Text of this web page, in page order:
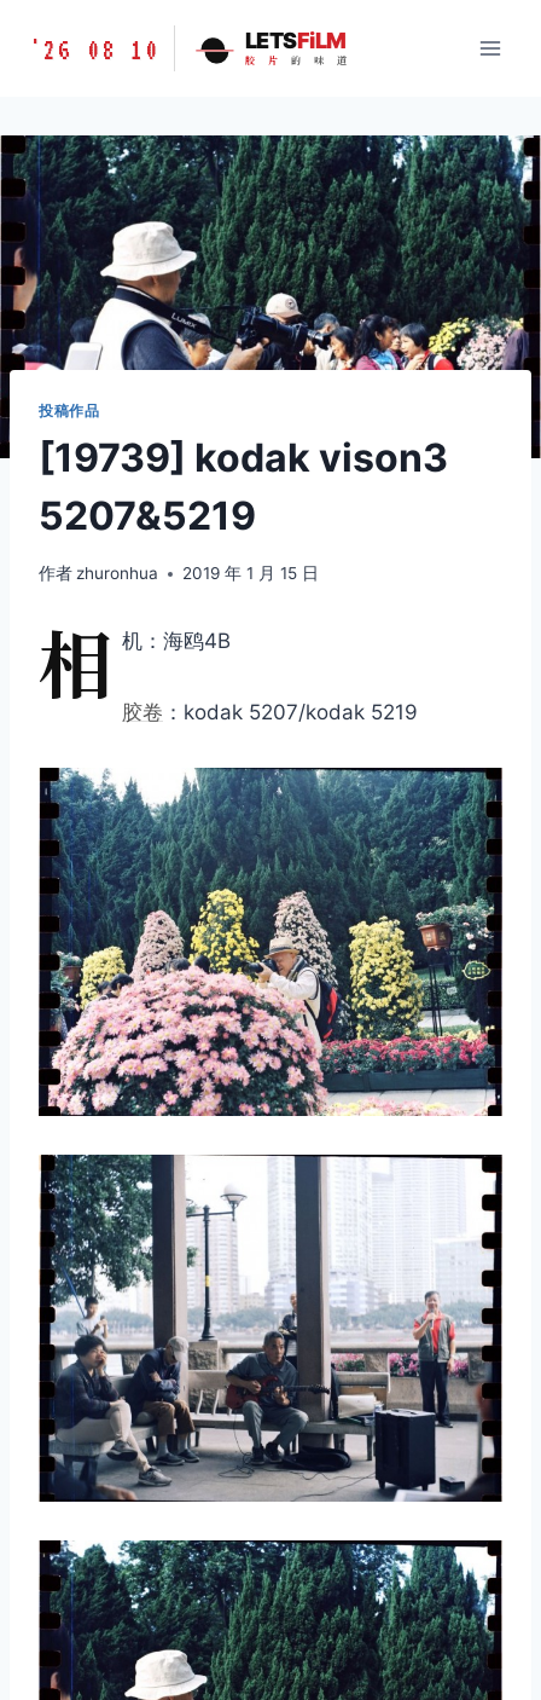
胶
味
道
LETSFILM
'26 08 10 LETSFiLM
胶 片 的 味 道
投稿作品
[19739] kodak vison3
5207&5219
作者 zhuronhua 2019 年 1 月 15 日
相 机：海鸥4B
胶卷 ：kodak 5207/kodak 5219